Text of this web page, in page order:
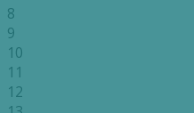
8
9
10
11
12